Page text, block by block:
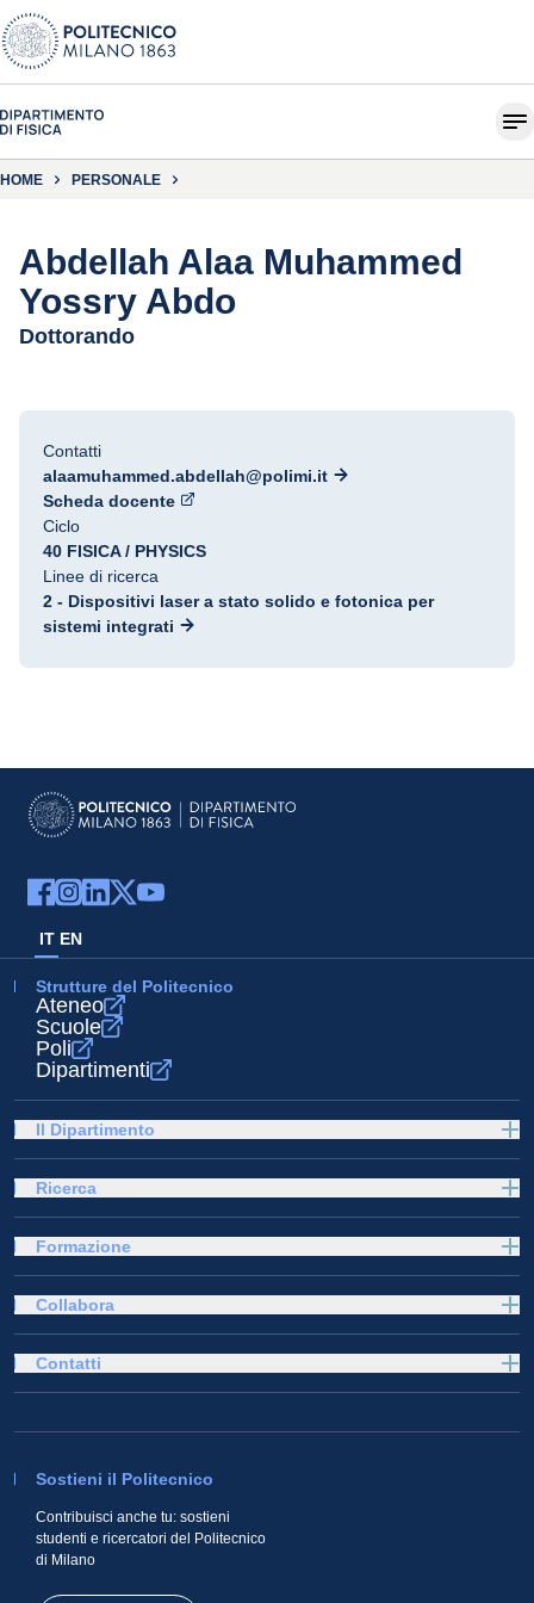
HOME PERSONALE
Abdellah Alaa Muhammed
Yossry Abdo
Dottorando
Contatti
alaamuhammed.abdellah@polimi.it
Scheda docente
Ciclo
40 FISICA / PHYSICS
Linee di ricerca
2 - Dispositivi laser a stato solido e fotonica per
sistemi integrati
IT EN
Strutture del Politecnico
Ateneo
Scuole
Poli
Dipartimenti
Il Dipartimento
Ricerca
Formazione
Collabora
Sostieni il Politecnico
Contribuisci anche tu: sostieni
studenti e ricercatori del Politecnico
di Milano
Contatti